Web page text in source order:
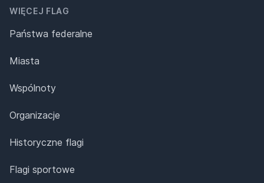
WIĘCEJ FLAG
Państwa federalne
Miasta
Wspólnoty
Organizacje
Historyczne flagi
Flagi sportowe